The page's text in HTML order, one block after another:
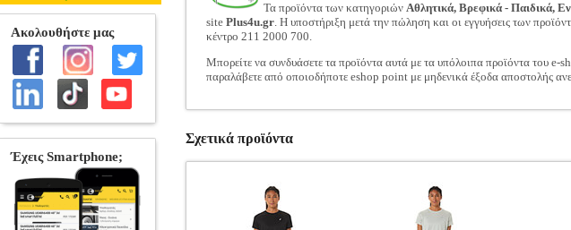
Τα προϊόντα των κατηγοριών Αθλητικά, Βρεφικά - Παιδικά,
site Plus4u.gr. Η υποστήριξη μετά την πώληση και οι εγγυήσεις των
κέντρο 211 2000 700.
Μπορείτε να συνδυάσετε τα προϊόντα αυτά με τα υπόλοιπα προϊόντα του
παραλάβετε από οποιοδήποτε eshop point με μηδενικά έξοδα αποστολής
Σχετικά προϊόντα